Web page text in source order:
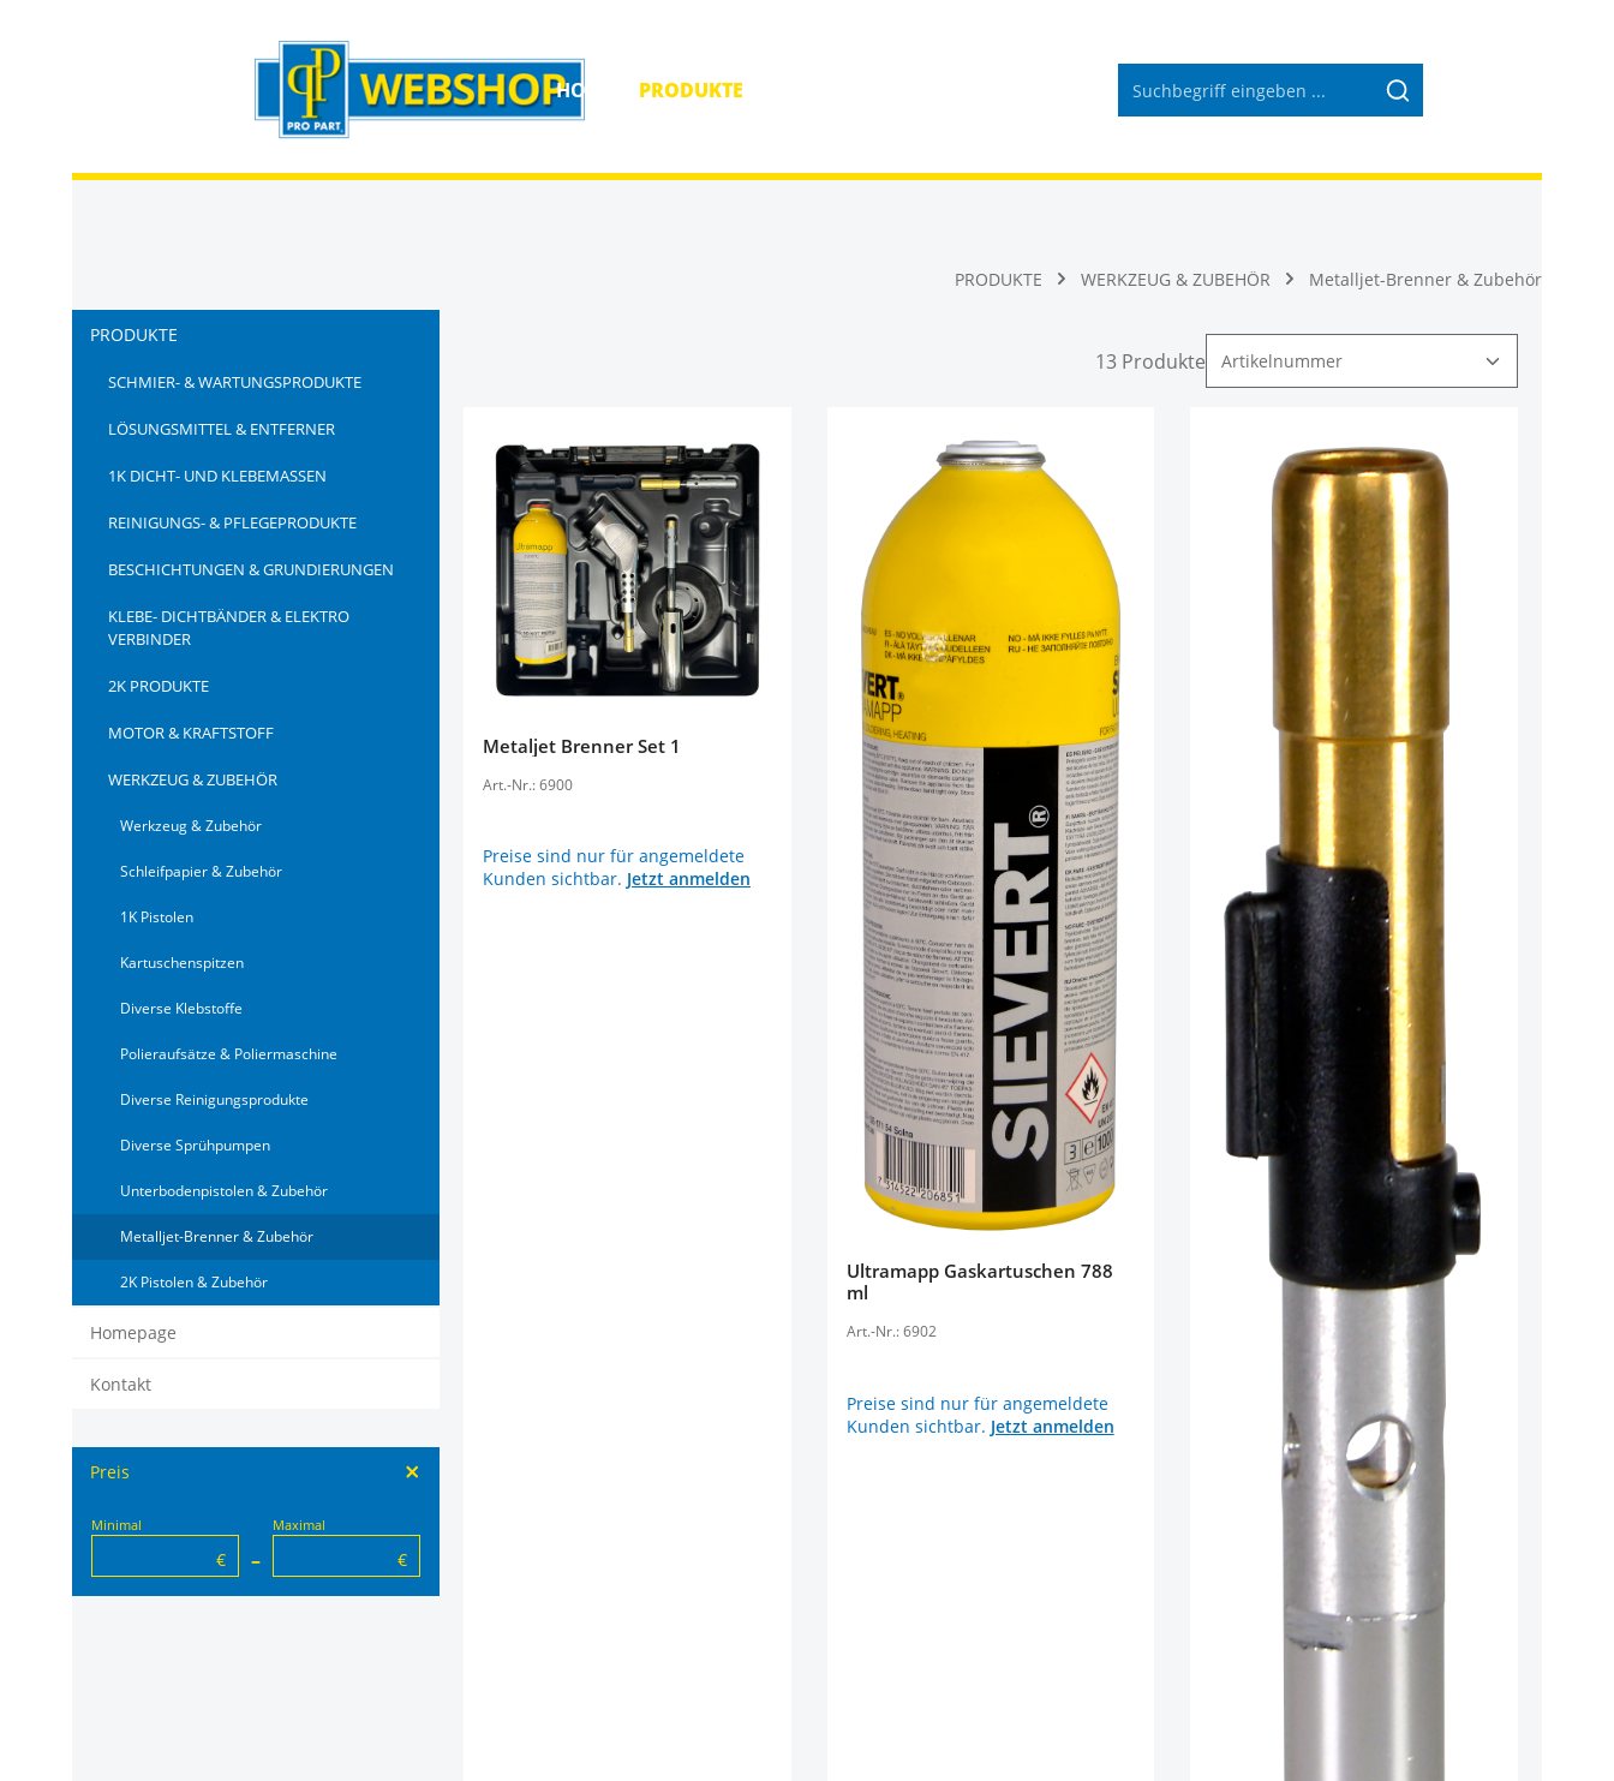
HOME PRODUKTE
PRODUKTE WERKZEUG & ZUBEHÖR Metalljet-Brenner & Zubehör
PRODUKTE
SCHMIER- & WARTUNGSPRODUKTE
LÖSUNGSMITTEL & ENTFERNER
1K DICHT- UND KLEBEMASSEN
REINIGUNGS- & PFLEGEPRODUKTE
BESCHICHTUNGEN & GRUNDIERUNGEN
KLEBE- DICHTBÄNDER & ELEKTRO
VERBINDER
2K PRODUKTE
MOTOR & KRAFTSTOFF
WERKZEUG & ZUBEHÖR
Werkzeug & Zubehör
Schleifpapier & Zubehör
1K Pistolen
Kartuschenspitzen
Diverse Klebstoffe
Polieraufsätze & Poliermaschine
Diverse Reinigungsprodukte
Diverse Sprühpumpen
Unterbodenpistolen & Zubehör
Metalljet-Brenner & Zubehör
2K Pistolen & Zubehör
Homepage
Kontakt
Preis
Minimal
€ –
Maximal
€
13 Produkte
Metaljet Brenner Set 1
Art.-Nr.: 6900
Preise sind nur für angemeldete
Kunden sichtbar. Jetzt anmelden
Ultramapp Gaskartuschen 788
ml
Art.-Nr.: 6902
Preise sind nur für angemeldete
Kunden sichtbar. Jetzt anmelden